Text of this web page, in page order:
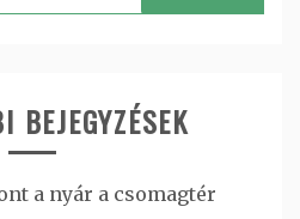
BEJEGYZÉSEK
a nyár a csomagtér